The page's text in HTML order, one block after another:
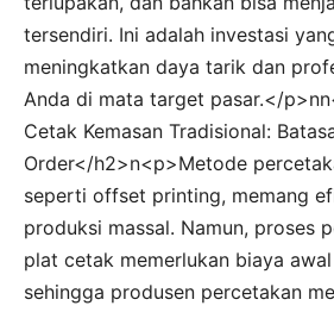
tersendiri. Ini adalah investasi
meningkatkan daya tarik dan
Anda di mata target pasar.</
Cetak Kemasan Tradisional:
Order</h2>n<p>Metode
seperti offset printing, memang
produksi massal. Namun, proses
plat cetak memerlukan biaya
sehingga produsen percetakan